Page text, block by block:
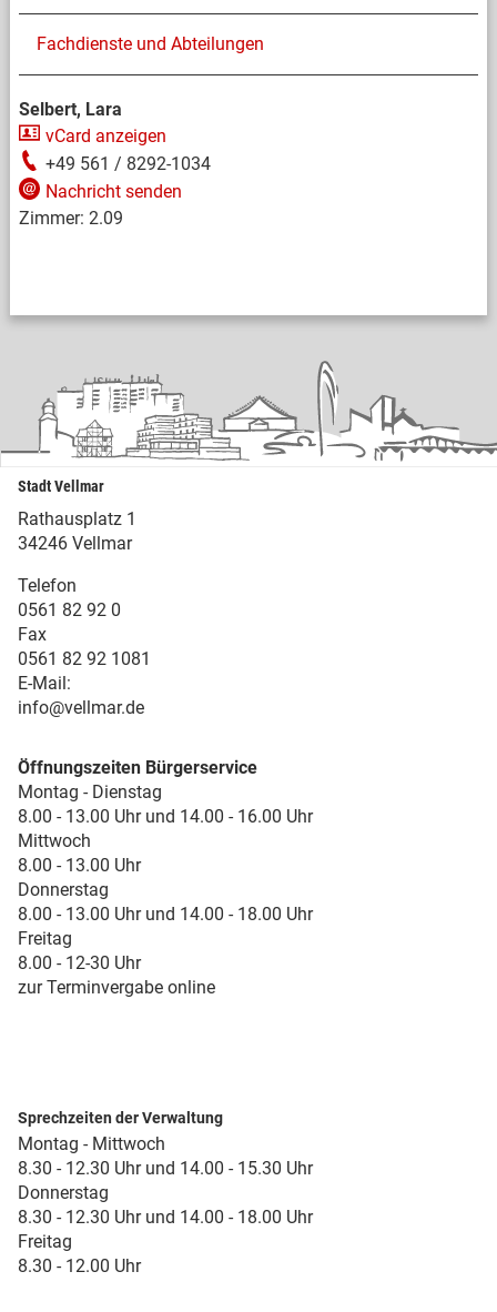
Fachdienste und Abteilungen
Selbert, Lara
vCard anzeigen
+49 561 / 8292-1034
Nachricht senden
Zimmer: 2.09
Stadt Vellmar
Rathausplatz 1
34246 Vellmar
Telefon
0561 82 92 0
Fax
0561 82 92 1081
E-Mail:
info@vellmar.de
Öffnungszeiten Bürgerservice
Montag - Dienstag
8.00 - 13.00 Uhr und 14.00 - 16.00 Uhr
Mittwoch
8.00 - 13.00 Uhr
Donnerstag
8.00 - 13.00 Uhr und 14.00 - 18.00 Uhr
Freitag
8.00 - 12-30 Uhr
zur Terminvergabe online
Sprechzeiten der Verwaltung
Montag - Mittwoch
8.30 - 12.30 Uhr und 14.00 - 15.30 Uhr
Donnerstag
8.30 - 12.30 Uhr und 14.00 - 18.00 Uhr
Freitag
8.30 - 12.00 Uhr